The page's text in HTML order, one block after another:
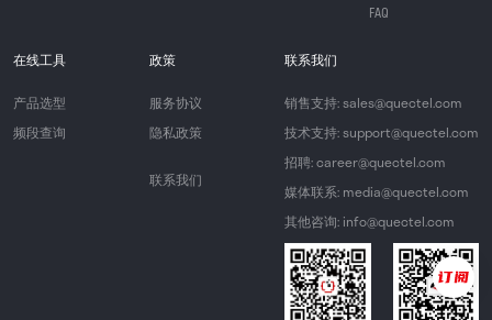
FAQ
在线工具
产品选型
频段查询
政策
服务协议
隐私政策
联系我们
联系我们
销售支持: sales@quectel.com
技术支持: support@quectel.com
招聘: career@quectel.com
媒体联系: media@quectel.com
其他咨询: info@quectel.com